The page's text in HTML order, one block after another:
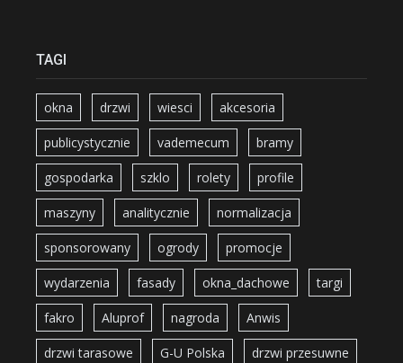
TAGI
okna drzwi wiesci akcesoria
publicystycznie vademecum bramy
gospodarka szklo rolety profile
maszyny analitycznie normalizacja
sponsorowany ogrody promocje
wydarzenia fasady okna_dachowe targi
fakro Aluprof nagroda Anwis
drzwi tarasowe G-U Polska drzwi przesuwne